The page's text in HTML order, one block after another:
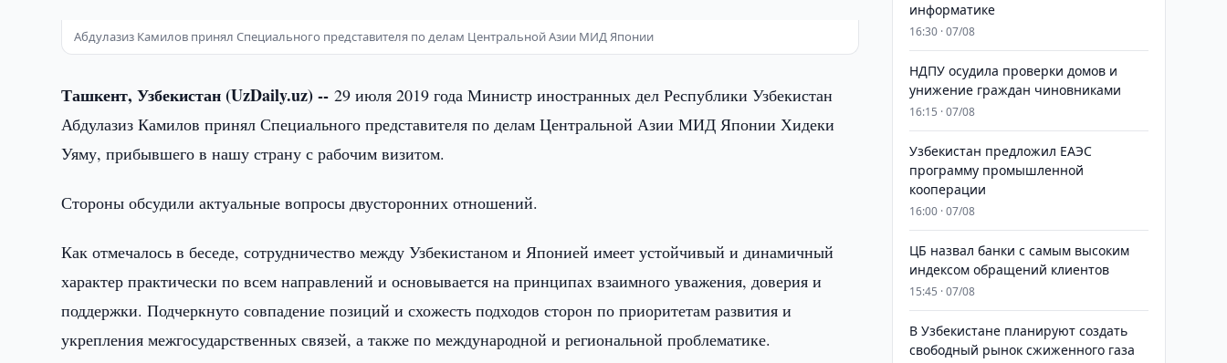
Абдулазиз Камилов принял Специального представителя по делам Центральной Азии МИД Японии
Ташкент, Узбекистан (UzDaily.uz) --29 июля 2019 года Министр иностранных дел Республики Узбекистан
Абдулазиз Камилов принял Специального представителя по делам Центральной Азии МИД Японии Хидеки
Уяму, прибывшего в нашу страну с рабочим визитом.
Стороны обсудили актуальные вопросы двусторонних отношений.
Как отмечалось в беседе, сотрудничество между Узбекистаном и Японией имеет устойчивый и динамичный
характер практически по всем направлений и основывается на принципах взаимного уважения, доверия и
поддержки. Подчеркнуто совпадение позиций и схожесть подходов сторон по приоритетам развития и
укрепления межгосударственных связей, а также по международной и региональной проблематике.
информатике
16:30 · 07/08
НДПУ осудила проверки домов и
унижение граждан чиновниками
16:15 · 07/08
Узбекистан предложил ЕАЭС
программу промышленной
кооперации
16:00 · 07/08
ЦБ назвал банки с самым высоким
индексом обращений клиентов
15:45 · 07/08
В Узбекистане планируют создать
свободный рынок сжиженного газа